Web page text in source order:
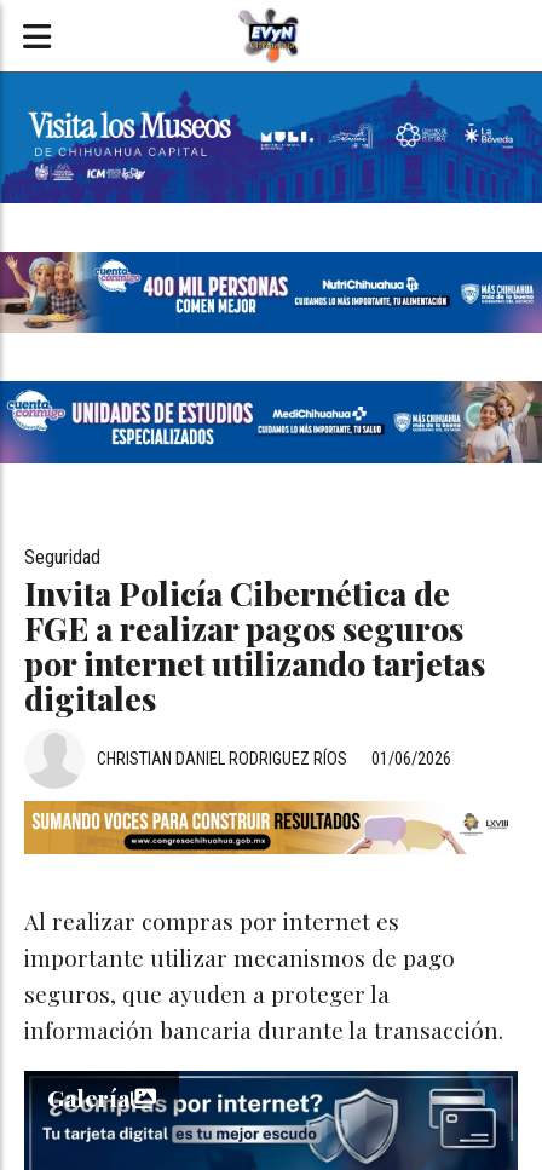
Invita Policía Cibernética de
FGE a realizar pagos seguros
por internet utilizando tarjetas
digitales
Seguridad
01/06/2026
CHRISTIAN DANIEL RODRIGUEZ RÍOS
Al realizar compras por internet es
importante utilizar mecanismos de pago
seguros, que ayuden a proteger la
información bancaria durante la transacción.
Galería